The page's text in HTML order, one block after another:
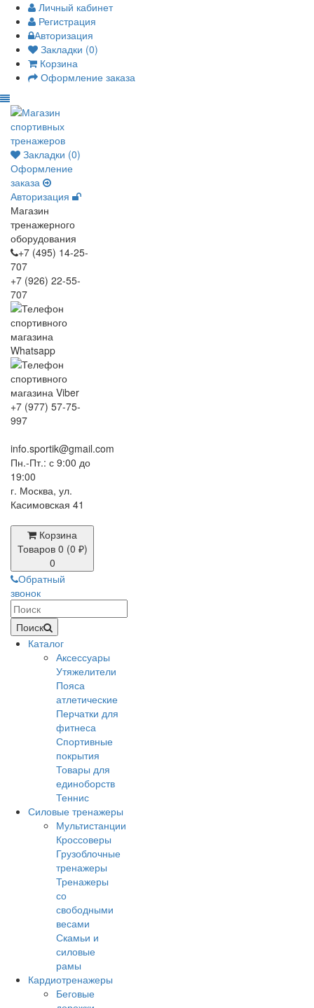
Личный кабинет
Регистрация
Авторизация
Закладки (0)
Корзина
Оформление заказа
Закладки (0)
Оформление
заказа
Авторизация
Магазин
тренажерного
оборудования
+7 (495) 14-25-
707
+7 (926) 22-55-
707
+7 (977) 57-75-
997
info.sportik@gmail.com
Пн.-Пт.: с 9:00 до
19:00
г. Москва, ул.
Касимовская 41
Корзина
Товаров 0 (0 ₽)
0
Обратный
звонок
Поиск
Каталог
Аксессуары
Утяжелители
Пояса
атлетические
Перчатки для
фитнеса
Спортивные
покрытия
Товары для
единоборств
Теннис
Силовые тренажеры
Мультистанции
Кроссоверы
Грузоблочные
тренажеры
Тренажеры
со
свободными
весами
Скамьи и
силовые
рамы
Кардиотренажеры
Беговые